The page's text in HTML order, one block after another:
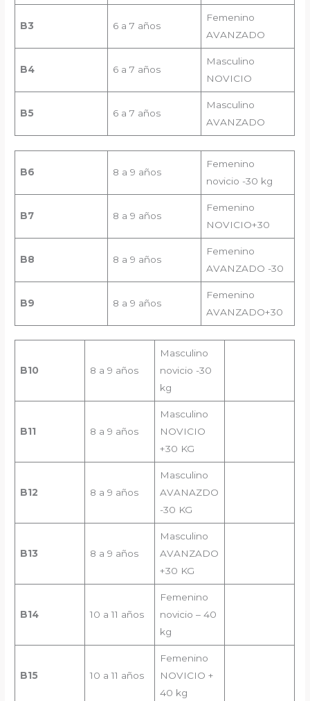
B3 6 a 7 años
Femenino
AVANZADO
B4 6 a 7 años
Masculino
NOVICIO
B5 6 a 7 años
Masculino
AVANZADO
B6 8 a 9 años
Femenino
novicio -30 kg
B7 8 a 9 años
Femenino
NOVICIO+30
B8 8 a 9 años
Femenino
AVANZADO -30
B9 8 a 9 años
Femenino
AVANZADO+30
B10 8 a 9 años
Masculino
novicio -30
kg
B11 8 a 9 años
Masculino
NOVICIO
+30 KG
B12 8 a 9 años
Masculino
AVANAZDO
-30 KG
B13 8 a 9 años
Masculino
AVANZADO
+30 KG
B14 10 a 11 años
Femenino
novicio – 40
kg
B15 10 a 11 años
Femenino
NOVICIO +
40 kg